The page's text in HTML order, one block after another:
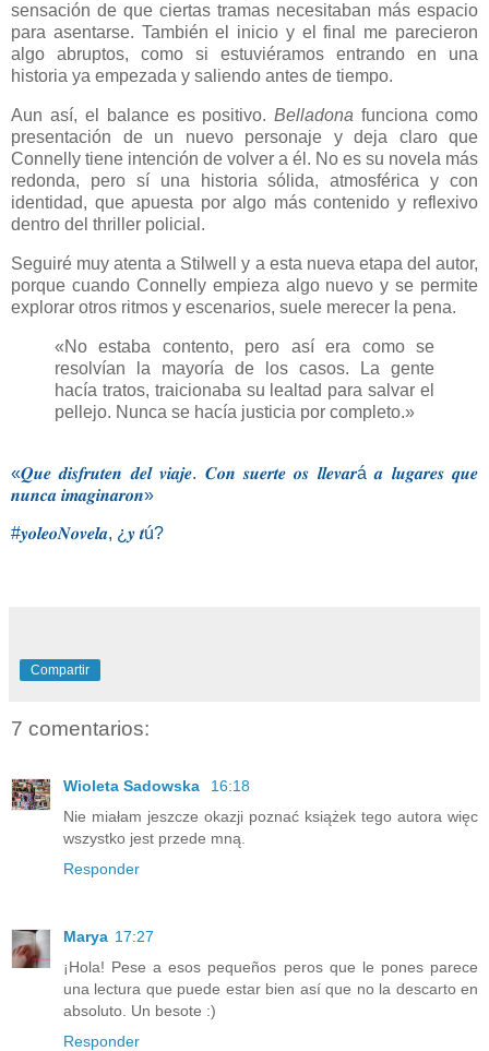
sensación de que ciertas tramas necesitaban más espacio
para asentarse. También el inicio y el final me parecieron
algo abruptos, como si estuviéramos entrando en una
historia ya empezada y saliendo antes de tiempo.
Aun así, el balance es positivo.Belladona funciona como
presentación de un nuevo personaje y deja claro que
Connelly tiene intención de volver a él. No es su novela más
redonda, pero sí una historia sólida, atmosférica y con
identidad, que apuesta por algo más contenido y reflexivo
dentro del thriller policial.
Seguiré muy atenta a Stilwell y a esta nueva etapa del autor,
porque cuando Connelly empieza algo nuevo y se permite
explorar otros ritmos y escenarios, suele merecer la pena.
«No estaba contento, pero así era como se
resolvían la mayoría de los casos. La gente
hacía tratos, traicionaba su lealtad para salvar el
pellejo. Nunca se hacía justicia por completo.»
«𝑸𝒖𝒆 𝒅𝒊𝒔𝒇𝒓𝒖𝒕𝒆𝒏 𝒅𝒆𝒍 𝒗𝒊𝒂𝒋𝒆. 𝑪𝒐𝒏 𝒔𝒖𝒆𝒓𝒕𝒆 𝒐𝒔 𝒍𝒍𝒆𝒗𝒂𝒓á 𝒂 𝒍𝒖𝒈𝒂𝒓𝒆𝒔 𝒒𝒖𝒆
𝒏𝒖𝒏𝒄𝒂 𝒊𝒎𝒂𝒈𝒊𝒏𝒂𝒓𝒐𝒏»
#𝒚𝒐𝒍𝒆𝒐𝑵𝒐𝒗𝒆𝒍𝒂, ¿𝒚 𝒕ú?
Compartir
7 comentarios:
Wioleta Sadowska
16:18
Nie miałam jeszcze okazji poznać książek tego autora więc
wszystko jest przede mną.
Responder
Marya 17:27
¡Hola! Pese a esos pequeños peros que le pones parece
una lectura que puede estar bien así que no la descarto en
absoluto. Un besote :)
Responder